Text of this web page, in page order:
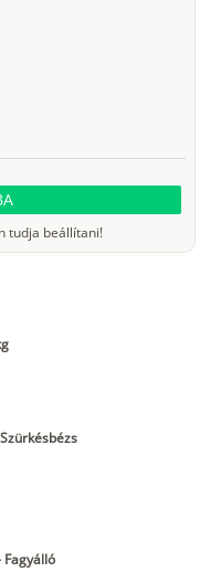
tudja beállítani!
Fagyálló